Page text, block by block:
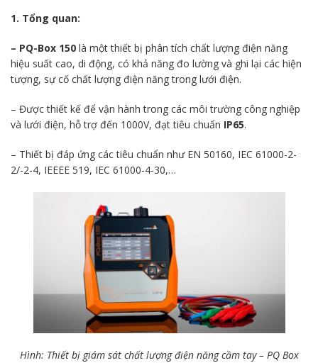
1. Tổng quan:
– PQ-Box 150 là một thiết bị phân tích chất lượng điện năng
hiệu suất cao, di động, có khả năng đo lường và ghi lại các hiện
tượng, sự cố chất lượng điện năng trong lưới điện.
– Được thiết kế để vận hành trong các môi trường công nghiệp
và lưới điện, hỗ trợ đến 1000V, đạt tiêu chuẩn IP65.
– Thiết bị đáp ứng các tiêu chuẩn như EN 50160, IEC 61000-2-
2/-2-4, IEEEE 519, IEC 61000-4-30,…
Hình: Thiết bị giám sát chất lượng điện năng cầm tay – PQ Box